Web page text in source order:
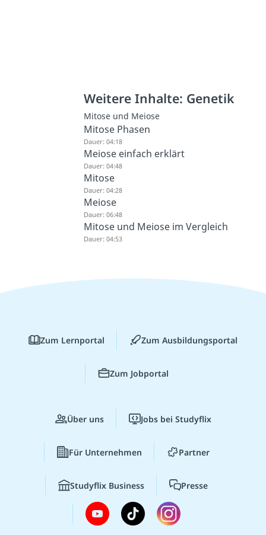
Weitere Inhalte: Genetik
Mitose und Meiose
Mitose Phasen
Dauer: 04:18
Meiose einfach erklärt
Dauer: 04:48
Mitose
Dauer: 04:28
Meiose
Dauer: 06:48
Mitose und Meiose im Vergleich
Dauer: 04:53
Zum Lernportal Zum Ausbildungsportal
Zum Jobportal
Über uns Jobs bei Studyflix
Für Unternehmen Partner
Studyflix Business Presse